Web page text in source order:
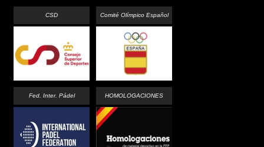
CSD Comité Olímpico Español
Fed. Inter. Pádel HOMOLOGACIONES